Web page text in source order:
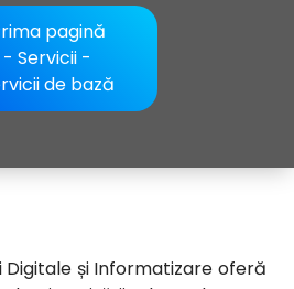
pagină
- Servicii -
de bază
Digitale și Informatizare oferă